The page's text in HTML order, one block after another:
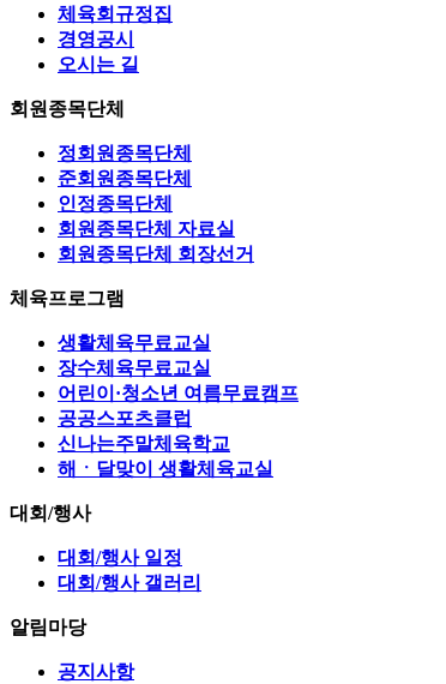
체육회규정집
경영공시
오시는 길
회원종목단체
정회원종목단체
준회원종목단체
인정종목단체
회원종목단체 자료실
회원종목단체 회장선거
체육프로그램
생활체육무료교실
장수체육무료교실
어린이·청소년 여름무료캠프
공공스포츠클럽
신나는주말체육학교
해ㆍ달맞이 생활체육교실
대회/행사
대회/행사 일정
대회/행사 갤러리
알림마당
공지사항